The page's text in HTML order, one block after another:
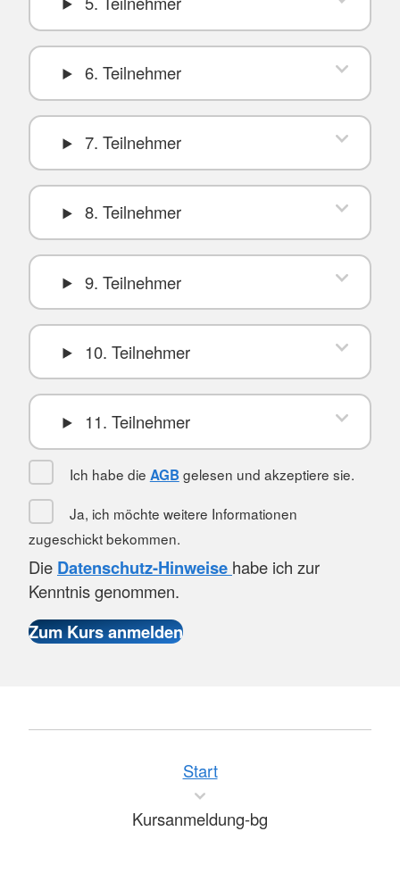
6. Teilnehmer
7. Teilnehmer
8. Teilnehmer
9. Teilnehmer
10. Teilnehmer
11. Teilnehmer
Ich habe die AGB gelesen und akzeptiere sie.
Ja, ich möchte weitere Informationen
zugeschickt bekommen.
Die Datenschutz-Hinweise habe ich zur
Kenntnis genommen.
Start
Kursanmeldung-bg